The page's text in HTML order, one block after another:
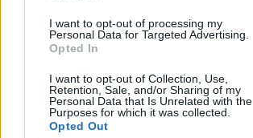
I want to opt-out of processing my
Personal Data for Targeted Advertising.
Opted In
I want to opt-out of Collection, Use,
Retention, Sale, and/or Sharing of my
Personal Data that Is Unrelated with the
Purposes for which it was collected.
Opted Out